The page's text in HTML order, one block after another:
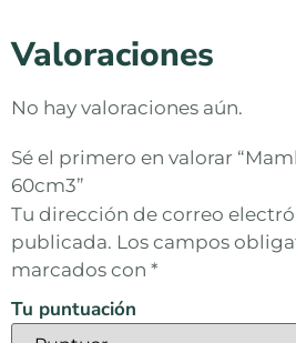
Valoraciones
No hay valoraciones aún.
Sé el primero en valorar
60cm3”
Tu dirección de correo
publicada. Los campos
marcados con *
Tu puntuación